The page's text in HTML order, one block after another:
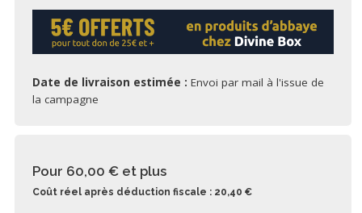
Date de livraison estimée : Envoi par mail à l'issue de
la campagne
Pour 60,00 € et plus
Coût réel après déduction fiscale : 20,40 €